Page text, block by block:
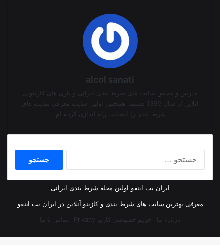
alcol sanati
مدرس و محقق سایت های شرط بندی ایرانی و بازی های کازینویی
آنلاین از سال 1395 هستم. همچنین اولین سایت معرفی سایت های
شرط بندی را اینجانب راه اندازی کرده ام.
ایران بت اینفو اولین مجله شرط بندی ایرانی
معرفی بهترین سایت های شرط بندی و کازینو آنلاین در ایران بت اینفو
درباره ما
حریم خصوصی کاربر Privacy تماس با ما